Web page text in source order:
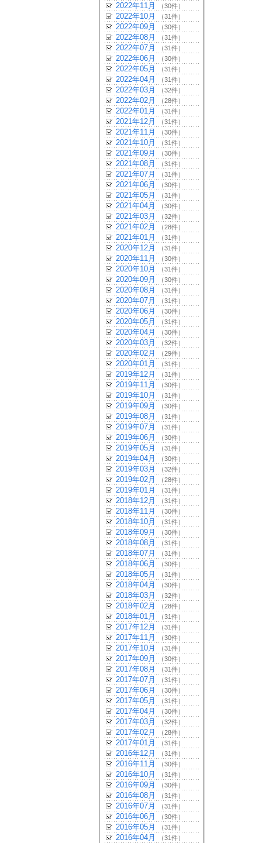
2022年11月 （30件）
2022年10月 （31件）
2022年09月 （30件）
2022年08月 （31件）
2022年07月 （31件）
2022年06月 （30件）
2022年05月 （31件）
2022年04月 （31件）
2022年03月 （32件）
2022年02月 （28件）
2022年01月 （31件）
2021年12月 （31件）
2021年11月 （30件）
2021年10月 （31件）
2021年09月 （30件）
2021年08月 （31件）
2021年07月 （31件）
2021年06月 （30件）
2021年05月 （31件）
2021年04月 （30件）
2021年03月 （32件）
2021年02月 （28件）
2021年01月 （31件）
2020年12月 （31件）
2020年11月 （30件）
2020年10月 （31件）
2020年09月 （30件）
2020年08月 （31件）
2020年07月 （31件）
2020年06月 （30件）
2020年05月 （31件）
2020年04月 （30件）
2020年03月 （32件）
2020年02月 （29件）
2020年01月 （31件）
2019年12月 （31件）
2019年11月 （30件）
2019年10月 （31件）
2019年09月 （30件）
2019年08月 （31件）
2019年07月 （31件）
2019年06月 （30件）
2019年05月 （31件）
2019年04月 （30件）
2019年03月 （32件）
2019年02月 （28件）
2019年01月 （31件）
2018年12月 （31件）
2018年11月 （30件）
2018年10月 （31件）
2018年09月 （30件）
2018年08月 （31件）
2018年07月 （31件）
2018年06月 （30件）
2018年05月 （31件）
2018年04月 （30件）
2018年03月 （32件）
2018年02月 （28件）
2018年01月 （31件）
2017年12月 （31件）
2017年11月 （30件）
2017年10月 （31件）
2017年09月 （30件）
2017年08月 （31件）
2017年07月 （31件）
2017年06月 （30件）
2017年05月 （31件）
2017年04月 （30件）
2017年03月 （32件）
2017年02月 （28件）
2017年01月 （31件）
2016年12月 （31件）
2016年11月 （30件）
2016年10月 （31件）
2016年09月 （30件）
2016年08月 （31件）
2016年07月 （31件）
2016年06月 （30件）
2016年05月 （31件）
2016年04月 （31件）